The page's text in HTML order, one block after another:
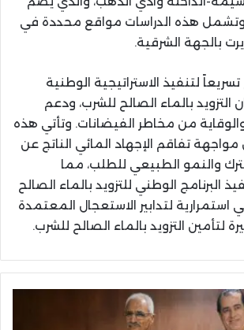
موقعاً. وتشمل هذه الدراسات مواقع محددة في
بالجهة الشرقية.
لتنفيذ الاستراتيجية الوطنية
بالماء الصالح للشرب، ودعم
والوقاية من مخاطر الفيضانات. وتأتي هذه
تفاقم الإجهاد المائي الناتج عن
والنمو الطبيعي للطلب، مما
البرنامج الوطني للتزويد بالماء الصالح
لتدابير الاستعجال المعتمدة
لتأمين التزويد بالماء الصالح للشرب.